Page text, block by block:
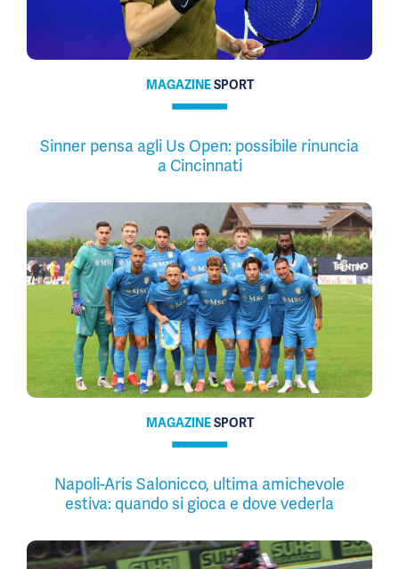
MAGAZINESPORT
Sinner pensa agli Us Open: possibile rinuncia
a Cincinnati
MAGAZINESPORT
Napoli-Aris Salonicco, ultima amichevole
estiva: quando si gioca e dove vederla